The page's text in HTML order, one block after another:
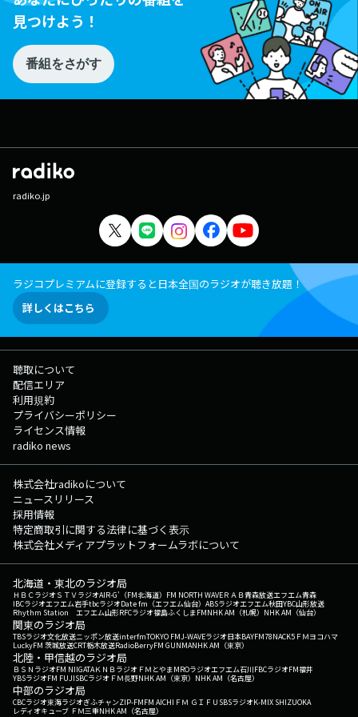
見つけよう！
番組をさがす
radiko.jp
ラジコプレミアムに登録すると日本全国のラジオが聴き放題！
詳しくはこちら
聴取について
配信エリア
利用規約
プライバシーポリシー
ライセンス情報
radiko news
株式会社radikoについて
ニュースリリース
採用情報
特定商取引に関する法律に基づく表示
株式会社メディアプラットフォームラボについて
北海道・東北のラジオ局
ＨＢＣラジオＳＴＶラジオAIR-G'（FM北海道） FM NORTH WAVEＲＡＢ青森放送エフエム青森
IBCラジオエフエム岩手tbcラジオDate fm（エフエム仙台） ABSラジオエフエム秋田YBC山形放送
Rhythm Station エフエム山形RFCラジオ福島ふくしまFMNHK AM（札幌） NHK AM（仙台）
関東のラジオ局
TBSラジオ文化放送ニッポン放送interfmTOKYO FMJ-WAVEラジオ日本BAYFM78NACK5 ＦＭヨコハマ
LuckyFM 茨城放送CRT栃木放送RadioBerryFM GUNMANHK AM（東京）
北陸・甲信越のラジオ局
ＢＳＮラジオFM NIIGATAＫＮＢラジオ ＦＭとやまMROラジオエフエム石川FBCラジオFM福井
YBSラジオFM FUJISBCラジオ ＦＭ長野NHK AM（東京） NHK AM（名古屋）
中部のラジオ局
CBCラジオ東海ラジオぎふチャンZIP-FMFM AICHI ＦＭ ＧＩＦＵ SBSラジオK-MIX SHIZUOKA
レディオキューブ ＦＭ三重NHK AM（名古屋）